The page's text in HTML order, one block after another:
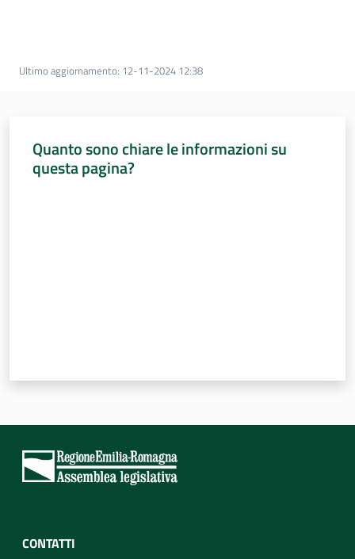
memoria
Seguici
Attività
Argomenti
Ultimo aggiornamento: 12-11-2024 12:38
Quanto sono chiare le informazioni su
questa pagina?
CONTATTI